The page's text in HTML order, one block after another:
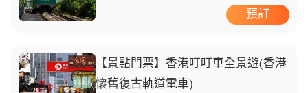
預訂
【景點門票】香港叮叮車全景遊(香港
懷舊復古軌道電車)